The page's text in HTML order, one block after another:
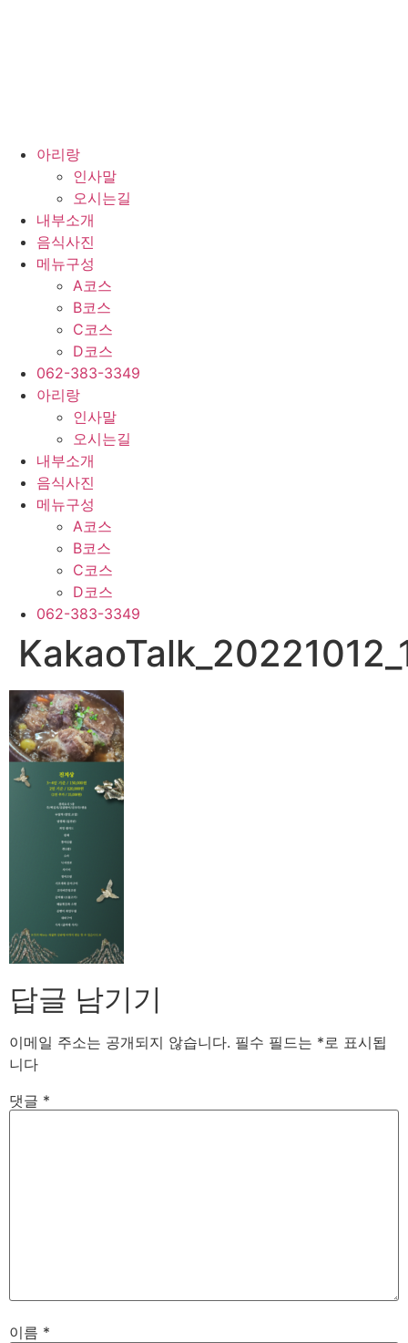
아리랑
인사말
오시는길
내부소개
음식사진
메뉴구성
A코스
B코스
C코스
D코스
062-383-3349
아리랑
인사말
오시는길
내부소개
음식사진
메뉴구성
A코스
B코스
C코스
D코스
062-383-3349
답글 남기기
이메일 주소는 공개되지 않습니다. 필수 필드는 *로 표시됩
니다
댓글 *
이름 *